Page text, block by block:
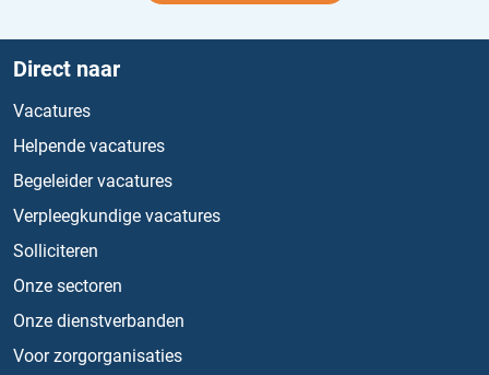
Direct naar
Vacatures
Helpende vacatures
Begeleider vacatures
Verpleegkundige vacatures
Solliciteren
Onze sectoren
Onze dienstverbanden
Voor zorgorganisaties